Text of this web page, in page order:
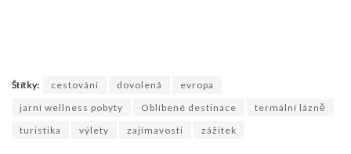
Štítky: cestování dovolená
evropa
jarní wellness pobyty
Oblíbené destinace
termální lázně
turistika
výlety zajímavosti zážitek